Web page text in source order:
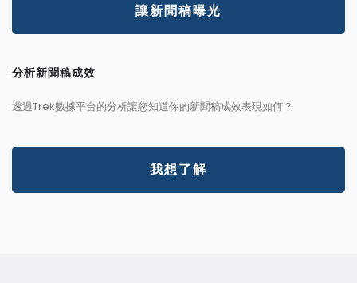
讓新聞稿曝光
分析新聞稿成效
透過Trek數據平台的分析讓您知道你的新聞稿成效表現如何？
我想了解